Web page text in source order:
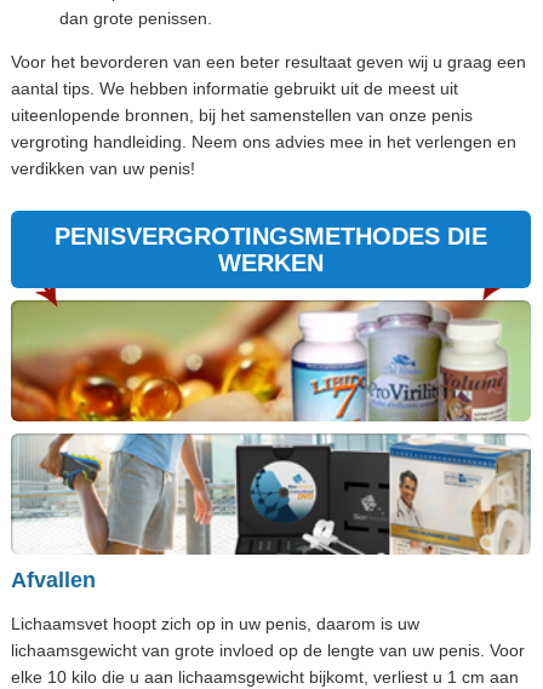
dan grote penissen.
Voor het bevorderen van een beter resultaat geven wij u graag een
aantal tips. We hebben informatie gebruikt uit de meest uit
uiteenlopende bronnen, bij het samenstellen van onze penis
vergroting handleiding. Neem ons advies mee in het verlengen en
verdikken van uw penis!
PENISVERGROTINGSMETHODES DIE
WERKEN
Afvallen
Lichaamsvet hoopt zich op in uw penis, daarom is uw
lichaamsgewicht van grote invloed op de lengte van uw penis. Voor
elke 10 kilo die u aan lichaamsgewicht bijkomt, verliest u 1 cm aan